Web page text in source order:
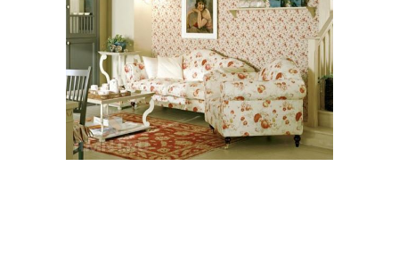
Цвета в квартире Цвета для оформления
Цвета в оформлении